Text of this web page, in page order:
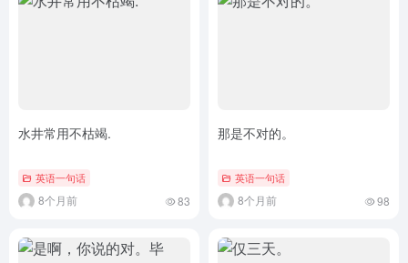
水井常用不枯竭.
英语一句话
8个月前 83
那是不对的。
英语一句话
8个月前 98